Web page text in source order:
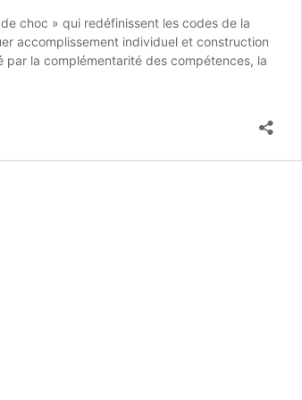
choc » qui redéfinissent les codes de la
accomplissement individuel et construction
par la complémentarité des compétences, la